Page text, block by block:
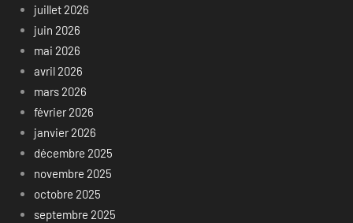
juillet 2026
juin 2026
mai 2026
avril 2026
mars 2026
février 2026
janvier 2026
décembre 2025
novembre 2025
octobre 2025
septembre 2025